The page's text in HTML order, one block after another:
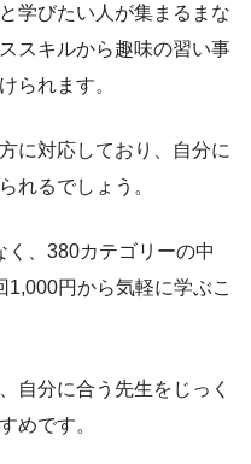
学びたい人が集まるまな
スキルから趣味の習い事
られます。
に対応しており、自分に
れるでしょう。
、380カテゴリーの中
円から気軽に学ぶこ
自分に合う先生をじっく
めです。